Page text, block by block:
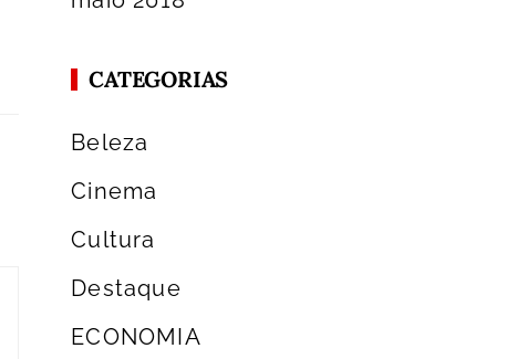
CATEGORIAS
Beleza
Cinema
Cultura
Destaque
ECONOMIA